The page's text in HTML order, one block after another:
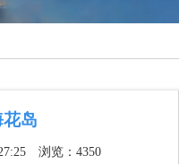
岛
浏览：4350